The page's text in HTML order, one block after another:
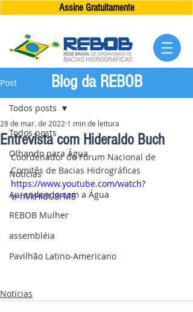
Assine Gratuitamente
Post
Todos posts
Olhando para Água
Notícias
Aprendendo com a Água
REBOB Mulher
assembléia
Pavilhão Latino-Americano
Todos posts
Entrevista com Hideraldo Buch
28 de mar. de 2022 1 min de leitura
Coordenador do Fórum Nacional de
Comitês de Bacias Hidrográficas
https://www.youtube.com/watch?
v=nVkHidU8FM8
Notícias
Blog da REBOB